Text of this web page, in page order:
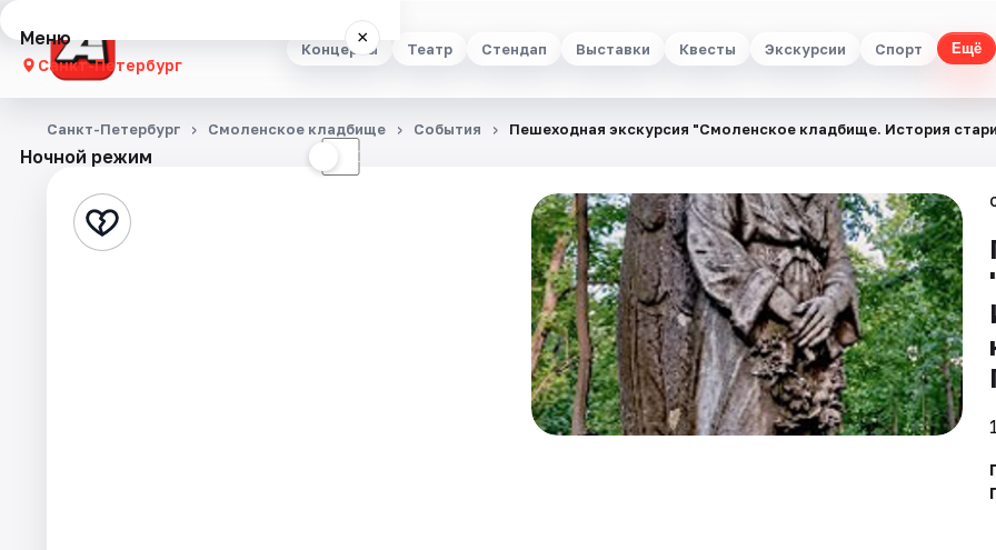
Концерты Театр Стендап Выставки Квесты Экскурсии Спорт Ещё
Меню ×
Санкт-Петербург
Концерты
Стендап
Ночной режим ☾
Санкт-Петербург Смоленское кладбище События Пешеходная экскурсия "Смоленское кладбище. История